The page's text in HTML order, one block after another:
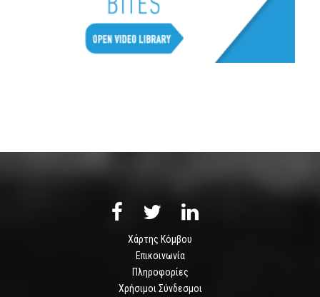
Χάρτης Κόμβου
Επικοινωνία
Πληροφορίες
Χρήσιμοι Σύνδεσμοι